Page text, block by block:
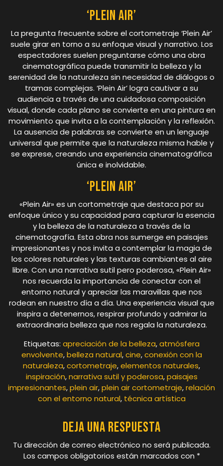
‘Plein Air’
La pregunta frecuente sobre el cortometraje ‘Plein Air’
suele girar en torno a su enfoque visual y narrativo. Los
espectadores suelen preguntarse cómo una obra
cinematográfica puede transmitir la belleza y la
serenidad de la naturaleza sin necesidad de diálogos o
tramas complejas. ‘Plein Air’ logra cautivar a su
audiencia a través de una cuidadosa composición
visual, donde cada plano se convierte en una pintura en
movimiento que invita a la contemplación y la reflexión.
La ausencia de palabras se convierte en un lenguaje
universal que permite que la naturaleza misma hable y
se exprese, creando una experiencia cinematográfica
única e inolvidable.
‘Plein Air’
«Plein Air» es un cortometraje que destaca por su
enfoque único y su capacidad para capturar la esencia
y la belleza de la naturaleza a través de la
cinematografía. Esta obra nos sumerge en paisajes
impresionantes y nos invita a contemplar la magia de
los colores naturales y las texturas cambiantes al aire
libre. Con una narrativa sutil pero poderosa, «Plein Air»
nos recuerda la importancia de conectar con el
entorno natural y apreciar las maravillas que nos
rodean en nuestro día a día. Una experiencia visual que
inspira a detenernos, respirar profundo y admirar la
extraordinaria belleza que nos regala la naturaleza.
Etiquetas: apreciación de la belleza,atmósfera
envolvente,belleza natural,cine,conexión con la
naturaleza,cortometraje,elementos naturales,
inspiración,narrativa sutil y poderosa,paisajes
impresionantes,plein air,plein air cortometraje,relación
con el entorno natural, técnica artística
Deja una respuesta
Tu dirección de correo electrónico no será publicada.
Los campos obligatorios están marcados con *